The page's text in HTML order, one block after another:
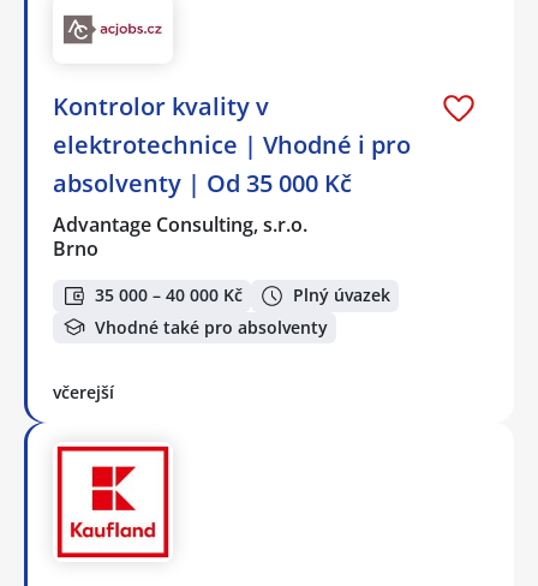
Kontrolor kvality v
elektrotechnice | Vhodné i pro
absolventy | Od 35 000 Kč
Advantage Consulting, s.r.o.
Brno
35 000 – 40 000 Kč
Plný úvazek
Vhodné také pro absolventy
včerejší